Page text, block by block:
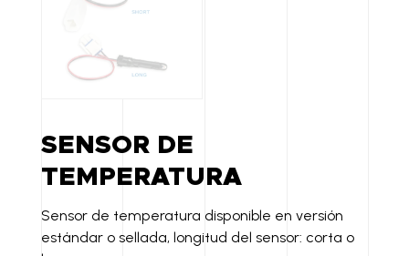
SENSOR DE
TEMPERATURA
Sensor de temperatura disponible en versión
estándar o sellada, longitud del sensor: corta o